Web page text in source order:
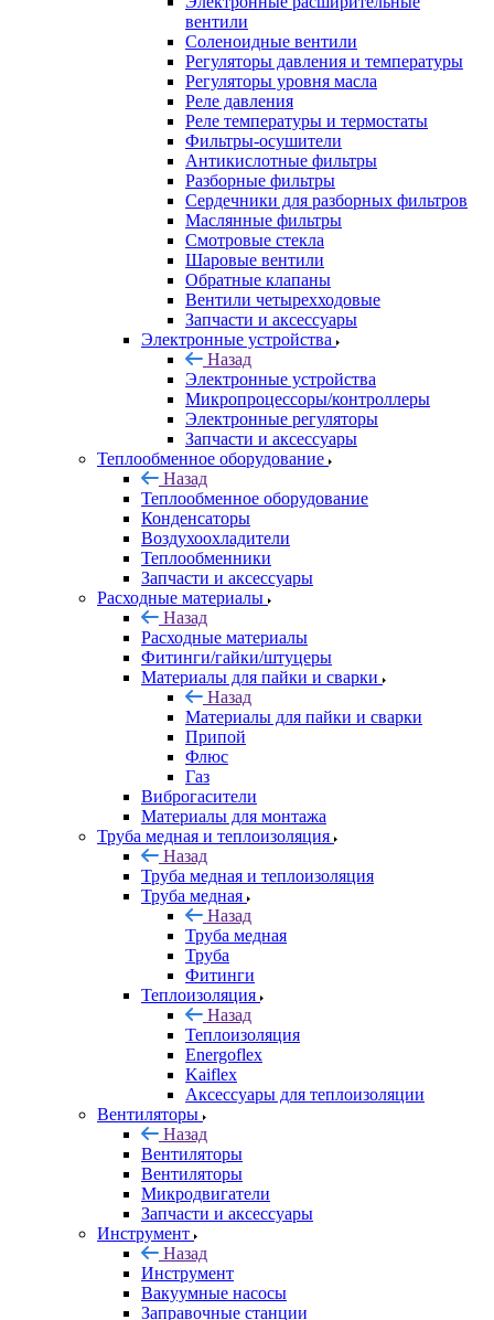
вентили
Соленоидные вентили
Регуляторы давления и температуры
Регуляторы уровня масла
Реле давления
Реле температуры и термостаты
Фильтры-осушители
Антикислотные фильтры
Разборные фильтры
Сердечники для разборных фильтров
Маслянные фильтры
Смотровые стекла
Шаровые вентили
Обратные клапаны
Вентили четырехходовые
Запчасти и аксессуары
Электронные устройства
Назад
Электронные устройства
Микропроцессоры/контроллеры
Электронные регуляторы
Запчасти и аксессуары
Теплообменное оборудование
Назад
Теплообменное оборудование
Конденсаторы
Воздухоохладители
Теплообменники
Запчасти и аксессуары
Расходные материалы
Назад
Расходные материалы
Фитинги/гайки/штуцеры
Материалы для пайки и сварки
Назад
Материалы для пайки и сварки
Припой
Флюс
Газ
Виброгасители
Материалы для монтажа
Труба медная и теплоизоляция
Назад
Труба медная и теплоизоляция
Труба медная
Назад
Труба медная
Труба
Фитинги
Теплоизоляция
Назад
Теплоизоляция
Energoflex
Kaiflex
Аксессуары для теплоизоляции
Вентиляторы
Назад
Вентиляторы
Вентиляторы
Микродвигатели
Запчасти и аксессуары
Инструмент
Назад
Инструмент
Вакуумные насосы
Заправочные станции